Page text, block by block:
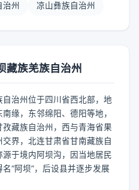
州 凉山彝族自治州
藏族羌族自治州
自治州位于四川省西北部，地
缘，东邻绵阳、德阳等地，
孜藏族自治州，西与青海省果
交界，北连甘肃省甘南藏族自
源于境内阿坝沟，因当地居民
“阿坝”，后设县并逐步发展